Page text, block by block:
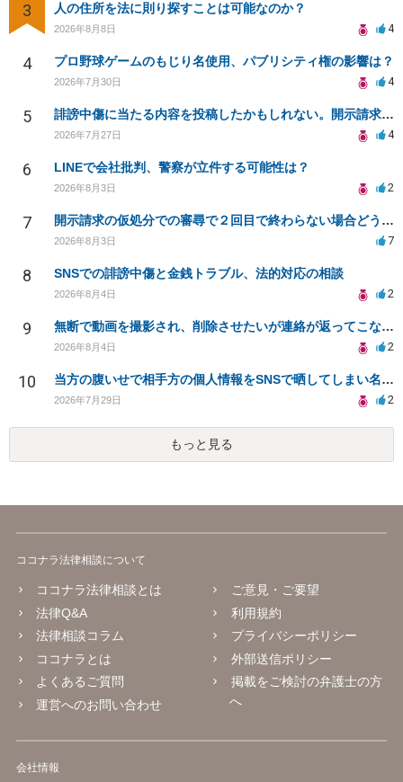
3 人の住所を法に則り探すことは可能なのか？
2026年8月8日 4
4 プロ野球ゲームのもじり名使用、パブリシティ権の影響は？
2026年7月30日 4
5 誹謗中傷に当たる内容を投稿したかもしれない。開示請求や民事刑事裁判に発展しうるのか教えて欲しい。
2026年7月27日 4
6 LINEで会社批判、警察が立件する可能性は？
2026年8月3日 2
7 開示請求の仮処分での審尋で２回目で終わらない場合どうしたらいいですか
2026年8月3日 7
8 SNSでの誹謗中傷と金銭トラブル、法的対応の相談
2026年8月4日 2
9 無断で動画を撮影され、削除させたいが連絡が返ってこない。
2026年8月4日 2
10 当方の腹いせで相手方の個人情報をSNSで晒してしまい名誉毀損させてしまったかもしれない
2026年7月29日 2
もっと見る
ココナラ法律相談について
ココナラ法律相談とは
法律Q&A
法律相談コラム
ココナラとは
よくあるご質問
運営へのお問い合わせ
ご意見・ご要望
利用規約
プライバシーポリシー
外部送信ポリシー
掲載をご検討の弁護士の方
へ
会社情報